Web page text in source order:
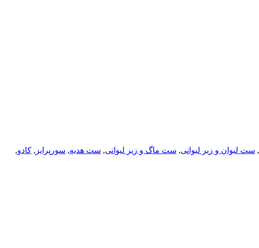
, ست لیوان و زیر لیوانی, ست ماگ و زیر لیوانی, ست هدیه, سورپرایز , کادو,